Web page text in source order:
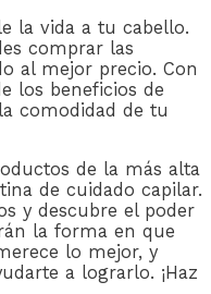
la vida a tu cabello.
comprar las
al mejor precio. Con
los beneficios de
comodidad de tu
de la más alta
de cuidado capilar.
y descubre el poder
la forma en que
lo mejor, y
a lograrlo. ¡Haz